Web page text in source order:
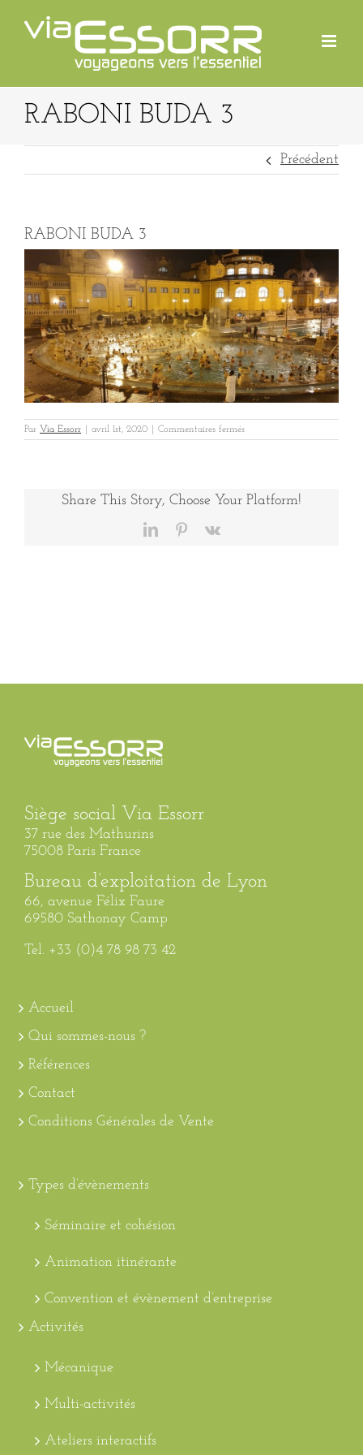
contenu
RABONI BUDA 3
Précédent
RABONI BUDA 3
Par Via Essorr avril 1st, 2020 Commentaires ferméssur
RABONI
Share This Story, Choose Your Platform!
LinkedInPinterest
Vk
Siège social Via Essorr
37 rue des Mathurins
75008 Paris France
Bureau d’exploitation de Lyon
66, avenue Félix Faure
69580 Sathonay Camp
Tel. +33 (0)4 78 98 73 42
Accueil
Qui sommes-nous ?
Références
Contact
Conditions Générales de Vente
Types d’évènements
Séminaire et cohésion
Animation itinérante
Convention et évènement d’entreprise
Activités
Mécanique
Multi-activités
Ateliers interactifs